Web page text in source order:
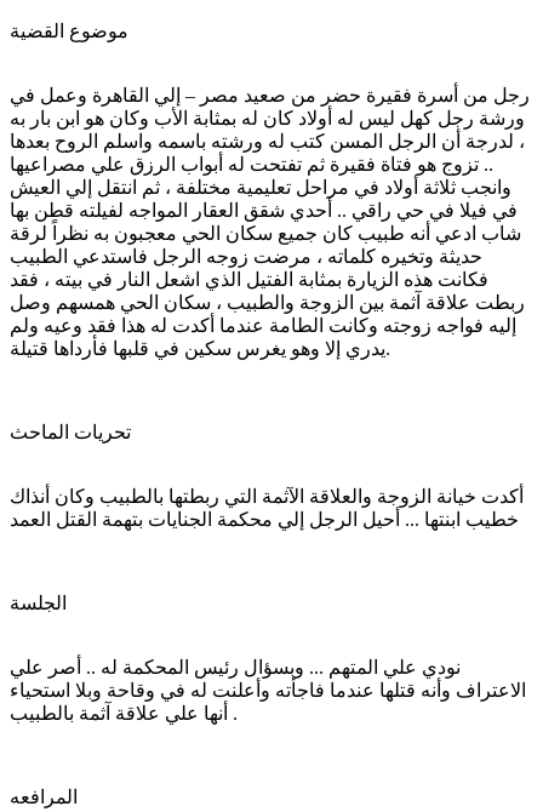
رجل من أسرة فقيرة حضر من صعيد مصر – إلي القاهرة وعمل في
ورشة رجل كهل ليس له أولاد كان له بمثابة الأب وكان هو ابن بار به
، لدرجة أن الرجل المسن كتب له ورشته باسمه واسلم الروح بعدها
.. تزوج هو فتاة فقيرة ثم تفتحت له أبواب الرزق علي مصراعيها
وانجب ثلاثة أولاد في مراحل تعليمية مختلفة ، ثم انتقل إلي العيش
في فيلا في حي راقي .. أحدي شقق العقار المواجه لفيلته قطن بها
شاب ادعي أنه طبيب كان جميع سكان الحي معجبون به نظراً لرقة
حديثة وتخيره كلماته ، مرضت زوجه الرجل فاستدعي الطبيب
فكانت هذه الزيارة بمثابة الفتيل الذي اشعل النار في بيته ، فقد
ربطت علاقة آثمة بين الزوجة والطبيب ، سكان الحي همسهم وصل
إليه فواجه زوجته وكانت الطامة عندما أكدت له هذا فقد وعيه ولم
يدري إلا وهو يغرس سكين في قلبها فأرداها قتيلة.
تحريات الماحث
أكدت خيانة الزوجة والعلاقة الآثمة التي ربطتها بالطبيب وكان أنذاك
خطيب ابنتها ... أحيل الرجل إلي محكمة الجنايات بتهمة القتل العمد
الجلسة
نودي علي المتهم ... وبسؤال رئيس المحكمة له .. أصر علي
الاعتراف وأنه قتلها عندما فاجأته وأعلنت له في وقاحة وبلا استحياء
أنها علي علاقة آثمة بالطبيب .
المرافعه